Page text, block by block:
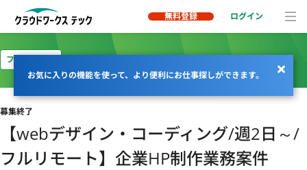
無料登録 ログイン
お気に入りの機能を使って、より便利にお仕事探しができます。
フルリモート
募集終了
【webデザイン・コーディング/週2日～/
フルリモート】企業HP制作業務案件